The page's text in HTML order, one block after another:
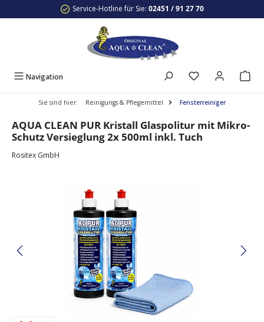
Zum Hauptinhalt springenService-Hotline für Sie: 02451 / 91 27 70
Navigation
Sie sind hier: Reinigungs & Pflegemittel Fensterreiniger
AQUA CLEAN PUR Kristall Glaspolitur mit Mikro-
Schutz Versieglung 2x 500ml inkl. Tuch
Rositex GmbH
Bildergalerie überspringen